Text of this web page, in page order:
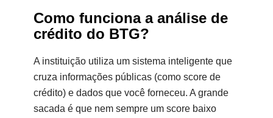
Como funciona a análise de
crédito do BTG?
A instituição utiliza um sistema inteligente que
cruza informações públicas (como score de
crédito) e dados que você forneceu. A grande
sacada é que nem sempre um score baixo